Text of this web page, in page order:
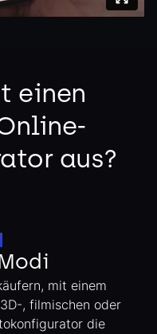
einen
aus?
mit einem
, filmischen oder
die